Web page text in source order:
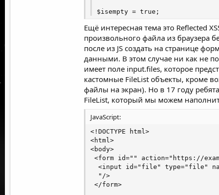
let value = "John Smith"
// кодирует в
document.cookie =
alert(document.cookie); // ...;
Надеюсь, что вам
Вопросы По статье
Скоро 2 часть!)
$isempty = true;
} else {
echo '<pre>';
echo 'Hello ' .
echo '</pre>';
}
?>
И если человек работает на линуксе он
Посмотреть вложение 5443
Теперь для самого xss надо написать на
классической защиты от xss.
Эта строка window.location='
результат:
Ещё интересная тема это Reflected
произвольного файла из браузера
после из JS создать на странице
данными. В этом случае ни как не
имеет поле input.files, которое
кастомные FileList объекты, кроме
файлы на экран). Но в 17 году
FileList, который мы можем
JavaScript:
<!DOCTYPE html>
<html>
<body>
<form id="" action="https://
<input id="file" type="file"
  "/>
</form>